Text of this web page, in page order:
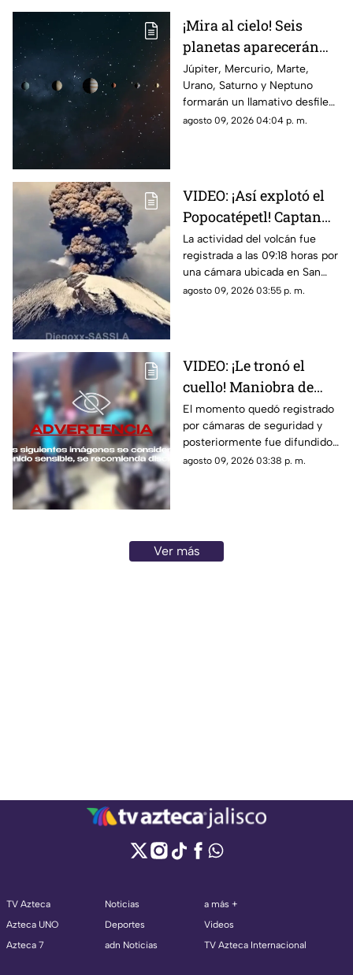
¡Mira al cielo! Seis
planetas aparecerán
juntos el 12 de agosto
Júpiter, Mercurio, Marte,
Urano, Saturno y Neptuno
formarán un llamativo desfile
planetario durante las primeras
agosto 09, 2026 04:04 p. m.
VIDEO: ¡Así explotó el
Popocatépetl! Captan
impresionante
momento desde Puebla
La actividad del volcán fue
registrada a las 09:18 horas por
una cámara ubicada en San
Pedro Benito Juárez.
agosto 09, 2026 03:55 p. m.
VIDEO: ¡Le tronó el
cuello! Maniobra de
barbero termina en
grave lesión a cliente
El momento quedó registrado
por cámaras de seguridad y
posteriormente fue difundido
en redes sociales; autoridades
agosto 09, 2026 03:38 p. m.
Ver más
TV Azteca
Azteca UNO
Azteca 7
Noticias
Deportes
adn Noticias
a más +
Videos
TV Azteca Internacional